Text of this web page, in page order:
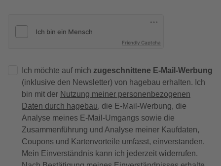
Friendly Captcha
Ich möchte auf mich zugeschnittene E-Mail-Werbung
(inklusive den Newsletter) von hagebau erhalten. Ich
bin mit der Nutzung meiner personenbezogenen
Daten durch hagebau, die E-Mail-Werbung, die
Analyse meines E-Mail-Umgangs sowie die
Zusammenführung und Analyse meiner Kaufdaten,
Coupons und Kartenvorteile umfasst, einverstanden.
Mein Einverständnis kann ich jederzeit widerrufen.